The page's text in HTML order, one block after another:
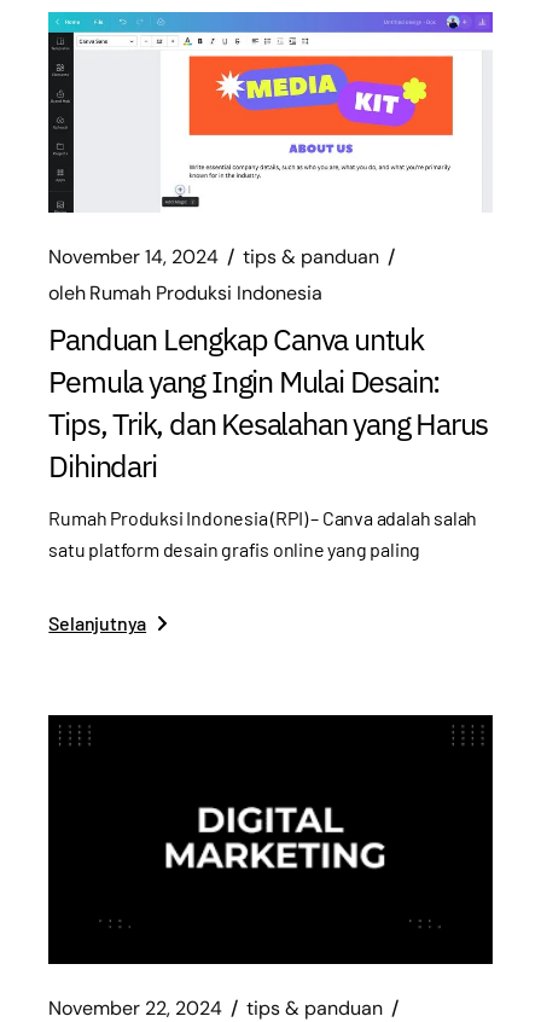
November 14, 2024
tips & panduan
olehRumah Produksi Indonesia
Panduan Lengkap Canva untuk
Pemula yang Ingin Mulai Desain:
Tips, Trik, dan Kesalahan yang Harus
Dihindari
Rumah Produksi Indonesia (RPI) – Canva adalah salah
satu platform desain grafis online yang paling
Selanjutnya
November 22, 2024
tips & panduan